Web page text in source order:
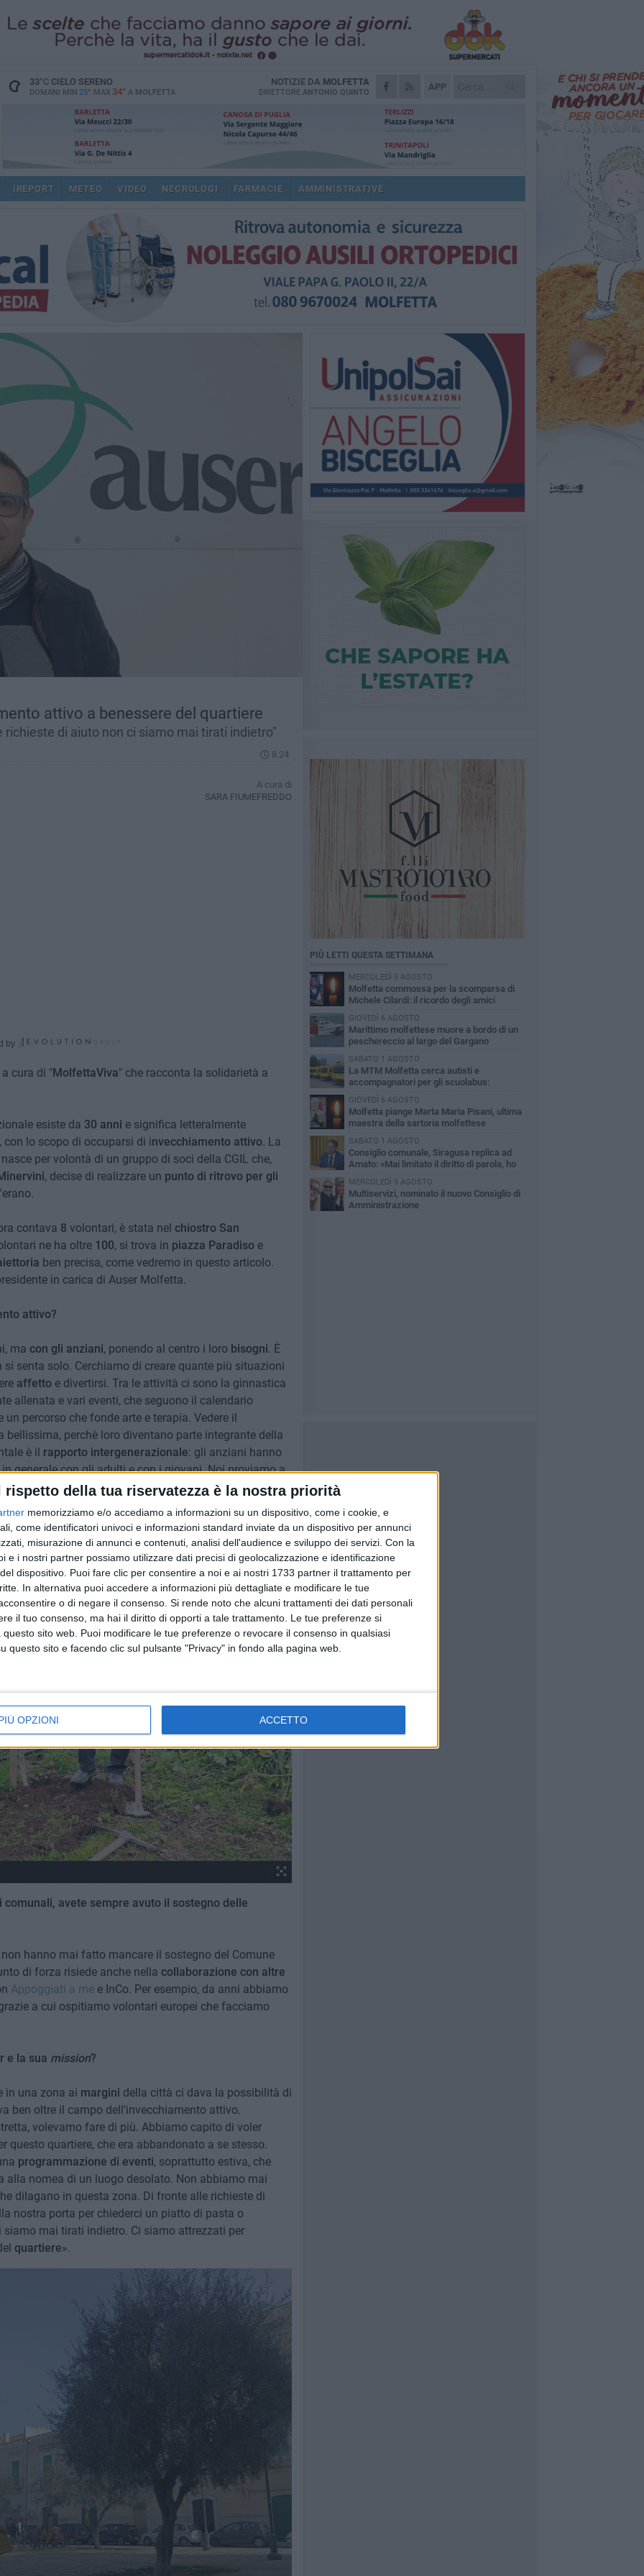
rispetto della tua riservatezza è la nostra priorità
memorizziamo e/o accediamo a informazioni su un dispositivo, come i cookie, e
come identificatori univoci e informazioni standard inviate da un dispositivo per annunci
misurazione di annunci e contenuti, analisi dell'audience e sviluppo dei servizi. Con la
e i nostri partner possiamo utilizzare dati precisi di geolocalizzazione e identificazione
dispositivo. Puoi fare clic per consentire a noi e ai nostri 1733 partner il trattamento per
In alternativa puoi accedere a informazioni più dettagliate e modificare le tue
o di negare il consenso. Si rende noto che alcuni trattamenti dei dati personali
il tuo consenso, ma hai il diritto di opporti a tale trattamento. Le tue preferenze si
sito web. Puoi modificare le tue preferenze o revocare il consenso in qualsiasi
questo sito e facendo clic sul pulsante "Privacy" in fondo alla pagina web.
OPZIONI ACCETTO
33°CCIELO SERENO
DOMANI MIN 25° MAX 34° A MOLFETTA
APP
NOTIZIE DA MOLFETTA
DIRETTORE ANTONIO QUINTO
IREPORT METEO VIDEO NECROLOGI FARMACIE AMMINISTRATIVE
attivo a benessere del quartiere
richieste di aiuto non ci siamo mai tirati indietro"
8.24
A cura di
SARA FIUMEFREDDO
by
cura di "MolfettaViva" che racconta la solidarietà a
esiste da 30 anni e significa letteralmente
con lo scopo di occuparsi di invecchiamento attivo. La
nasce per volontà di un gruppo di soci della CGIL che,
, decise di realizzare un punto di ritrovo per gli
contava 8 volontari, è stata nel chiostro San
ne ha oltre 100, si trova in piazza Paradisoe
ben precisa, come vedremo in questo articolo.
in carica di Auser Molfetta.
attivo?
ma con gli anziani, ponendo al centro i loro bisogni. È
senta solo. Cerchiamo di creare quante più situazioni
affetto e divertirsi. Tra le attività ci sono la ginnastica
allenata e vari eventi, che seguono il calendario
percorso che fonde arte e terapia. Vedere il
perchè loro diventano parte integrante della
è il rapporto intergenerazionale: gli anziani hanno
generale con gli adulti e con i giovani. Noi proviamo a
».
7 FOTO
avete sempre avuto il sostegno delle
hanno mai fatto mancare il sostegno del Comune
di forza risiede anche nella collaborazione con altre
Appoggiati a mee InCo. Per esempio, da anni abbiamo
a cui ospitiamo volontari europei che facciamo
e la sua mission?
in una zona ai margini della città ci dava la possibilità di
ben oltre il campo dell'invecchiamento attivo.
volevamo fare di più. Abbiamo capito di voler
questo quartiere, che era abbandonato a se stesso.
programmazione di eventi, soprattutto estiva, che
alla nomea di un luogo desolato. Non abbiamo mai
dilagano in questa zona. Di fronte alle richieste di
nostra porta per chiederci un piatto di pasta o
mai tirati indietro. Ci siamo attrezzati per
quartiere».
PIÙ LETTI QUESTA SETTIMANA
MERCOLEDÌ 5 AGOSTO
Molfetta commossa per la scomparsa di
Michele Cilardi: il ricordo degli amici
GIOVEDÌ 6 AGOSTO
Marittimo molfettese muore a bordo di un
peschereccio al largo del Gargano
SABATO 1 AGOSTO
La MTM Molfetta cerca autisti e
accompagnatori per gli scuolabus:
pubblicato il bando
GIOVEDÌ 6 AGOSTO
Molfetta piange Marta Maria Pisani, ultima
maestra della sartoria molfettese
SABATO 1 AGOSTO
Consiglio comunale, Siragusa replica ad
Amato: «Mai limitato il diritto di parola, ho
fatto rispettare il regolamento»
MERCOLEDÌ 5 AGOSTO
Multiservizi, nominato il nuovo Consiglio di
Amministrazione